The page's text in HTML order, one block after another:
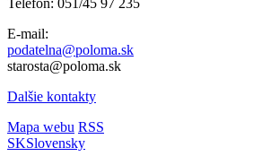
Telefón: 051/45 97 235
E-mail:
podatelna@poloma.sk
starosta@poloma.sk
Dalšie kontakty
Mapa webu RSS
SKSlovensky